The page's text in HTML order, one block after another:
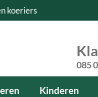
koeriers
085
Kinderen